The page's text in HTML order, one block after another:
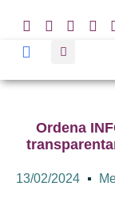
Ordena
13/02/2024